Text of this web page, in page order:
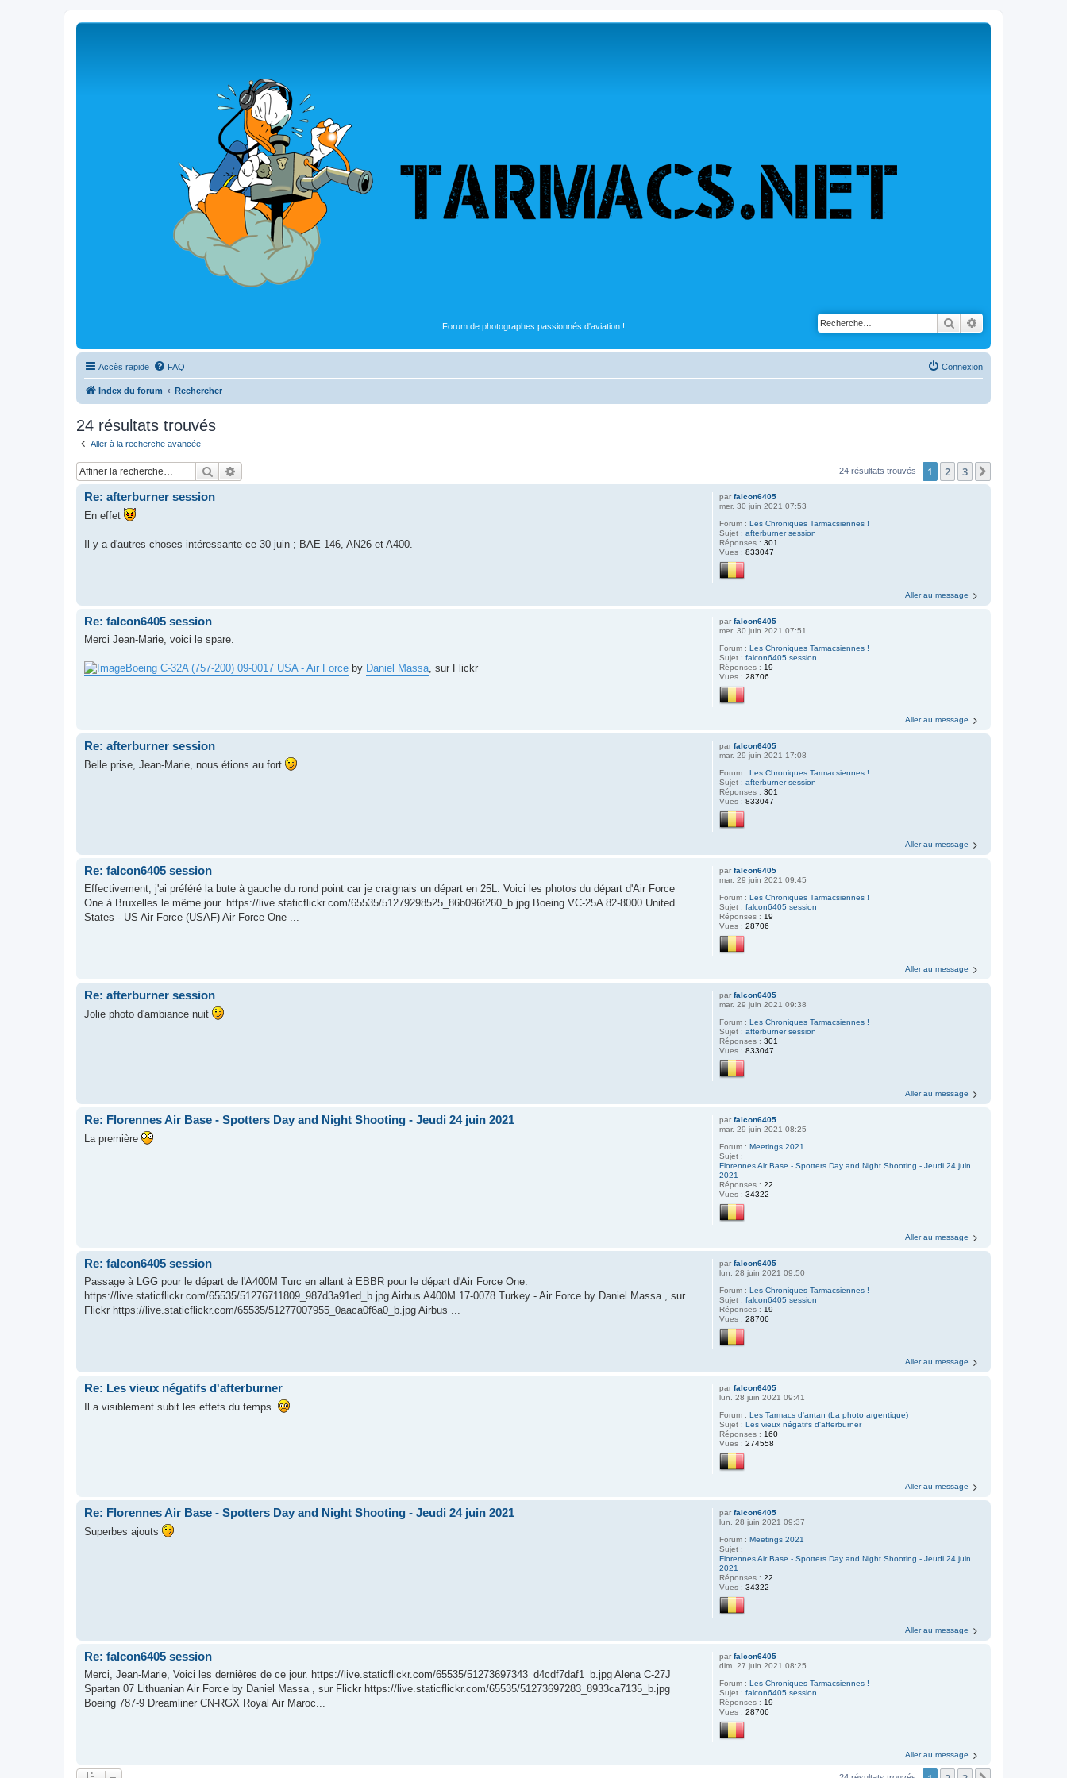
Forum de photographes passionnés d'aviation ! Rechercher
Accès rapide FAQ Connexion
Index du forum Rechercher
24 résultats trouvés
Aller à la recherche avancée
Rechercher 24 résultats trouvés 1 2 3
parfalcon6405
mer. 30 juin 2021 07:53
Forum :Les Chroniques Tarmacsiennes !
Sujet :afterburner session
Réponses :301
Vues :833047
Re: afterburner session
En effet
Il y a d'autres choses intéressante ce 30 juin ; BAE 146, AN26 et A400.
Aller au message
parfalcon6405
mer. 30 juin 2021 07:51
Forum :Les Chroniques Tarmacsiennes !
Sujet :falcon6405 session
Réponses : 19
Vues :28706
Re: falcon6405 session
Merci Jean-Marie, voici le spare.
Boeing C-32A (757-200) 09-0017 USA - Air Force by Daniel Massa , sur Flickr
Aller au message
parfalcon6405
mar. 29 juin 2021 17:08
Forum :Les Chroniques Tarmacsiennes !
Sujet :afterburner session
Réponses :301
Vues :833047
Re: afterburner session
Belle prise, Jean-Marie, nous étions au fort
Aller au message
parfalcon6405
mar. 29 juin 2021 09:45
Forum :Les Chroniques Tarmacsiennes !
Sujet :falcon6405 session
Réponses : 19
Vues :28706
Re: falcon6405 session
Effectivement, j'ai préféré la bute à gauche du rond point car je craignais un départ en 25L. Voici les photos du départ d'Air Force
One à Bruxelles le même jour. https://live.staticflickr.com/65535/51279298525_86b096f260_b.jpg Boeing VC-25A 82-8000 United
States - US Air Force (USAF) Air Force One ...
Aller au message
parfalcon6405
mar. 29 juin 2021 09:38
Forum :Les Chroniques Tarmacsiennes !
Sujet :afterburner session
Réponses :301
Vues :833047
Re: afterburner session
Jolie photo d'ambiance nuit
Aller au message
parfalcon6405
mar. 29 juin 2021 08:25
Forum :Meetings 2021
Sujet :
Florennes Air Base - Spotters Day and Night Shooting - Jeudi 24 juin
2021
Réponses :22
Vues :34322
Re: Florennes Air Base - Spotters Day and Night Shooting - Jeudi 24 juin 2021
La première
Aller au message
parfalcon6405
lun. 28 juin 2021 09:50
Forum :Les Chroniques Tarmacsiennes !
Sujet :falcon6405 session
Réponses : 19
Vues :28706
Re: falcon6405 session
Passage à LGG pour le départ de l'A400M Turc en allant à EBBR pour le départ d'Air Force One.
https://live.staticflickr.com/65535/51276711809_987d3a91ed_b.jpg Airbus A400M 17-0078 Turkey - Air Force by Daniel Massa , sur
Flickr https://live.staticflickr.com/65535/51277007955_0aaca0f6a0_b.jpg Airbus ...
Aller au message
parfalcon6405
lun. 28 juin 2021 09:41
Forum :Les Tarmacs d'antan (La photo argentique)
Sujet :Les vieux négatifs d'afterburner
Réponses : 160
Vues :274558
Re: Les vieux négatifs d'afterburner
Il a visiblement subit les effets du temps.
Aller au message
parfalcon6405
lun. 28 juin 2021 09:37
Forum :Meetings 2021
Sujet :
Florennes Air Base - Spotters Day and Night Shooting - Jeudi 24 juin
2021
Réponses :22
Vues :34322
Re: Florennes Air Base - Spotters Day and Night Shooting - Jeudi 24 juin 2021
Superbes ajouts
Aller au message
parfalcon6405
dim. 27 juin 2021 08:25
Forum :Les Chroniques Tarmacsiennes !
Sujet :falcon6405 session
Réponses : 19
Vues :28706
Re: falcon6405 session
Merci, Jean-Marie, Voici les dernières de ce jour. https://live.staticflickr.com/65535/51273697343_d4cdf7daf1_b.jpg Alena C-27J
Spartan 07 Lithuanian Air Force by Daniel Massa , sur Flickr https://live.staticflickr.com/65535/51273697283_8933ca7135_b.jpg
Boeing 787-9 Dreamliner CN-RGX Royal Air Maroc...
Aller au message